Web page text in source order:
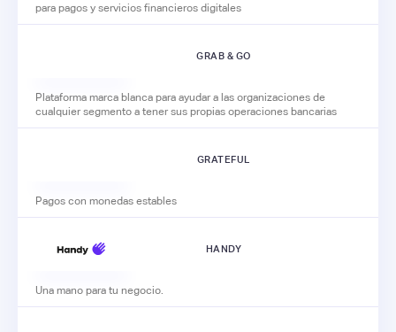
para pagos y servicios financieros digitales
GRAB & GO
Plataforma marca blanca para ayudar a las organizaciones de
cualquier segmento a tener sus propias operaciones bancarias
GRATEFUL
Pagos con monedas estables
HANDY
Una mano para tu negocio.